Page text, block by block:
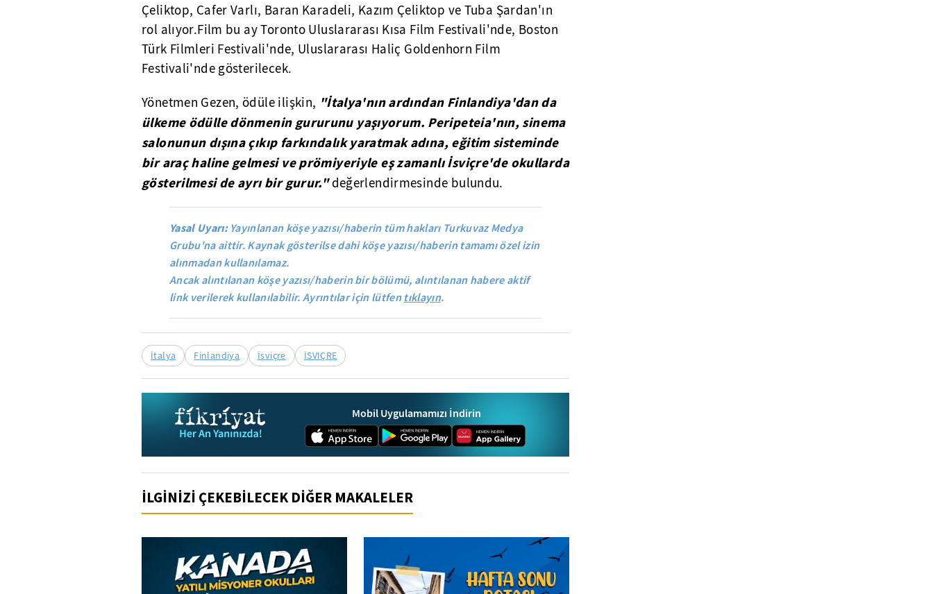
Çeliktop, Cafer Varlı, Baran Karadeli, Kazım Çeliktop ve Tuba Şardan'ın
rol alıyor.Film bu ay Toronto Uluslararası Kısa Film Festivali'nde, Boston
Türk Filmleri Festivali'nde, Uluslararası Haliç Goldenhorn Film
Festivali'nde gösterilecek.
Yönetmen Gezen, ödüle ilişkin, "İtalya'nın ardından Finlandiya'dan da
ülkeme ödülle dönmenin gururunu yaşıyorum. Peripeteia'nın, sinema
salonunun dışına çıkıp farkındalık yaratmak adına, eğitim sisteminde
bir araç haline gelmesi ve prömiyeriyle eş zamanlı İsviçre'de okullarda
gösterilmesi de ayrı bir gurur."değerlendirmesinde bulundu.
Yasal Uyarı:Yayınlanan köşe yazısı/haberin tüm hakları Turkuvaz Medya
Grubu'na aittir. Kaynak gösterilse dahi köşe yazısı/haberin tamamı özel izin
alınmadan kullanılamaz.
Ancak alıntılanan köşe yazısı/haberin bir bölümü, alıntılanan habere aktif
link verilerek kullanılabilir. Ayrıntılar için lütfentıklayın.
İtalya Finlandiya İsviçre İSVIÇRE
Mobil Uygulamamızı İndirin
İLGİNİZİ ÇEKEBİLECEK DİĞER MAKALELER